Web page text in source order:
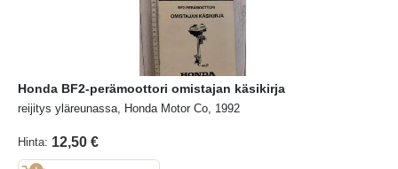
Honda BF2-perämoottori omistajan käsikirja
reijitys yläreunassa, Honda Motor Co, 1992
Hinta: 12,50 €